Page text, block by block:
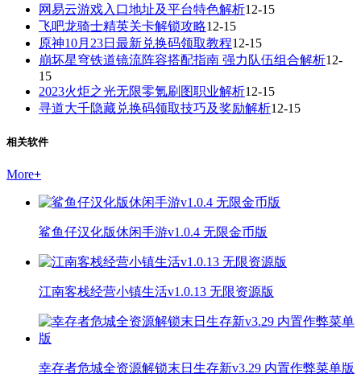
网易云游戏入口地址及平台特色解析12-15
飞吧龙骑士精英关卡解锁攻略12-15
原神10月23日最新兑换码领取教程12-15
崩坏星穹铁道镜流阵容搭配指南 强力队伍组合解析12-
15
2023火炬之光无限零氪刷图职业解析12-15
寻道大千隐藏兑换码领取技巧及奖励解析12-15
相关软件
More+
鲨鱼仔汉化版休闲手游v1.0.4 无限金币版
江南客栈经营小镇生活v1.0.13 无限资源版
幸存者危城全资源解锁末日生存新v3.29 内置作弊菜单版